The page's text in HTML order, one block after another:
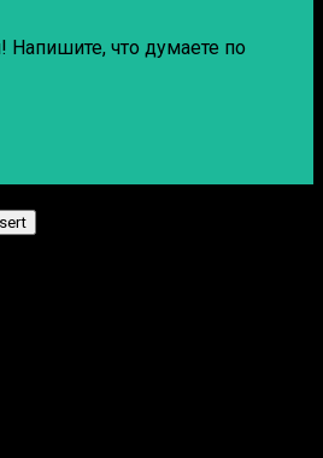
Напишите, что думаете по